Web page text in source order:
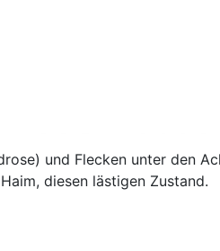
und Flecken unter den
diesen lästigen Zustand.